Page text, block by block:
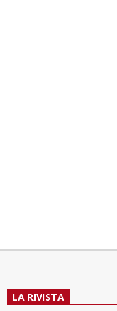
LA RIVISTA